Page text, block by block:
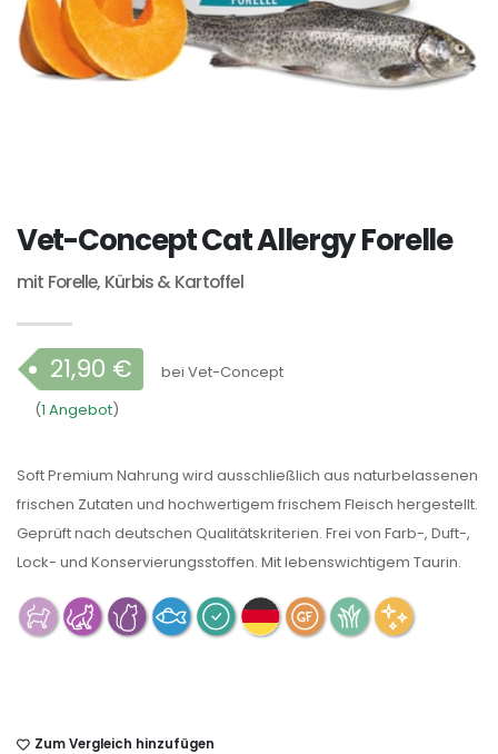
Vet-Concept Cat Allergy Forelle
mit Forelle, Kürbis & Kartoffel
21,90 €
bei Vet-Concept
(1 Angebot)
Soft Premium Nahrung wird ausschließlich aus naturbelassenen
frischen Zutaten und hochwertigem frischem Fleisch hergestellt.
Geprüft nach deutschen Qualitätskriterien. Frei von Farb-, Duft-,
Lock- und Konservierungsstoffen. Mit lebenswichtigem Taurin.
Zum Vergleich hinzufügen